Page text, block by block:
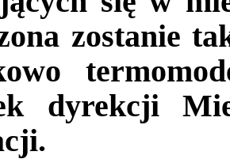
zostanie
dyrekcji